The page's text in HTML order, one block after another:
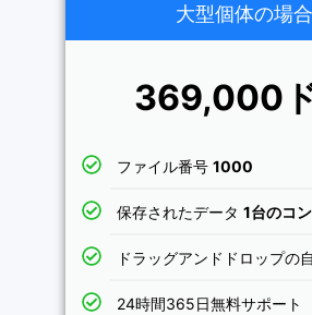
大型個体の場合
369,000
ファイル番号1000
保存されたデータ1台のコ
ドラッグアンドドロップの
24時間365日無料サポート